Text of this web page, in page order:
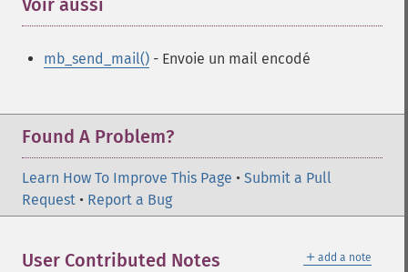
Voir aussi
mb_send_mail() - Envoie un mail encodé
Found A Problem?
Learn How To Improve This Page • Submit a Pull
Request • Report a Bug
＋ add a note
User Contributed Notes